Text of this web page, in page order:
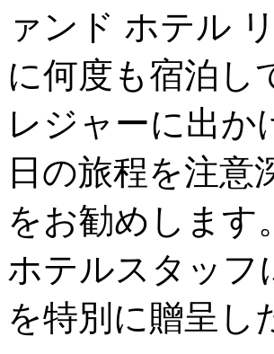
ァンド ホテル
に何度も宿泊し
レジャーに出
日の旅程を注
をお勧めします
ホテルスタッフ
を特別に贈呈し